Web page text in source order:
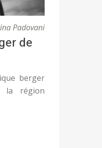
Padovani
de
berger
la région